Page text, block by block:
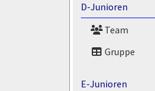
D-Junioren
Team
Gruppe
E-Junioren